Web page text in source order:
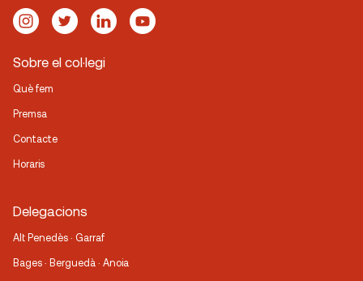
Sobre el col·legi
Què fem
Premsa
Contacte
Horaris
Delegacions
Alt Penedès · Garraf
Bages · Berguedà · Anoia